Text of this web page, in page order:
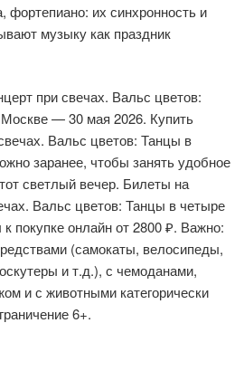
фортепиано: их синхронность и
музыку как праздник
при свечах. Вальс цветов:
— 30 мая 2026. Купить
Вальс цветов: Танцы в
заранее, чтобы занять удобное
светлый вечер. Билеты на
Вальс цветов: Танцы в четыре
покупке онлайн от 2800 ₽. Важно:
(самокаты, велосипеды,
и т.д.), с чемоданами,
и с животными категорически
6+.